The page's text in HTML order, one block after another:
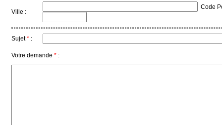
propos
Ville :
Code
Sujet* :
Votre demande * :